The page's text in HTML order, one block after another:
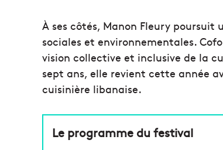
À ses côtés, Manon Fleury
sociales et environnementales.
vision collective et inclusive de la
sept ans, elle revient cette année
cuisinière libanaise.
Le programme du festival